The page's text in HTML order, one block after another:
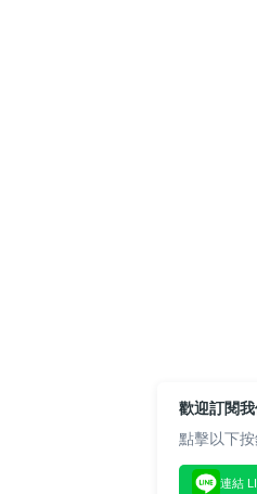
歡迎訂閱
點擊以下
連結